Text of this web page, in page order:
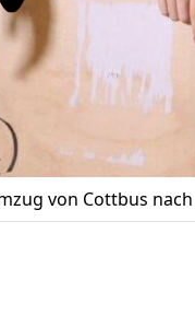
von Cottbus